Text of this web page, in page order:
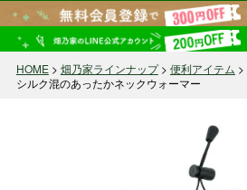
HOME 畑乃家ラインナップ 便利アイテム
シルク混のあったかネックウォーマー